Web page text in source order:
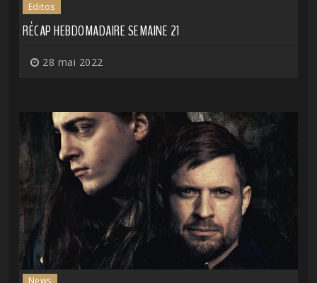
Editos
RÉCAP HEBDOMADAIRE SEMAINE 21
28 mai 2022
News